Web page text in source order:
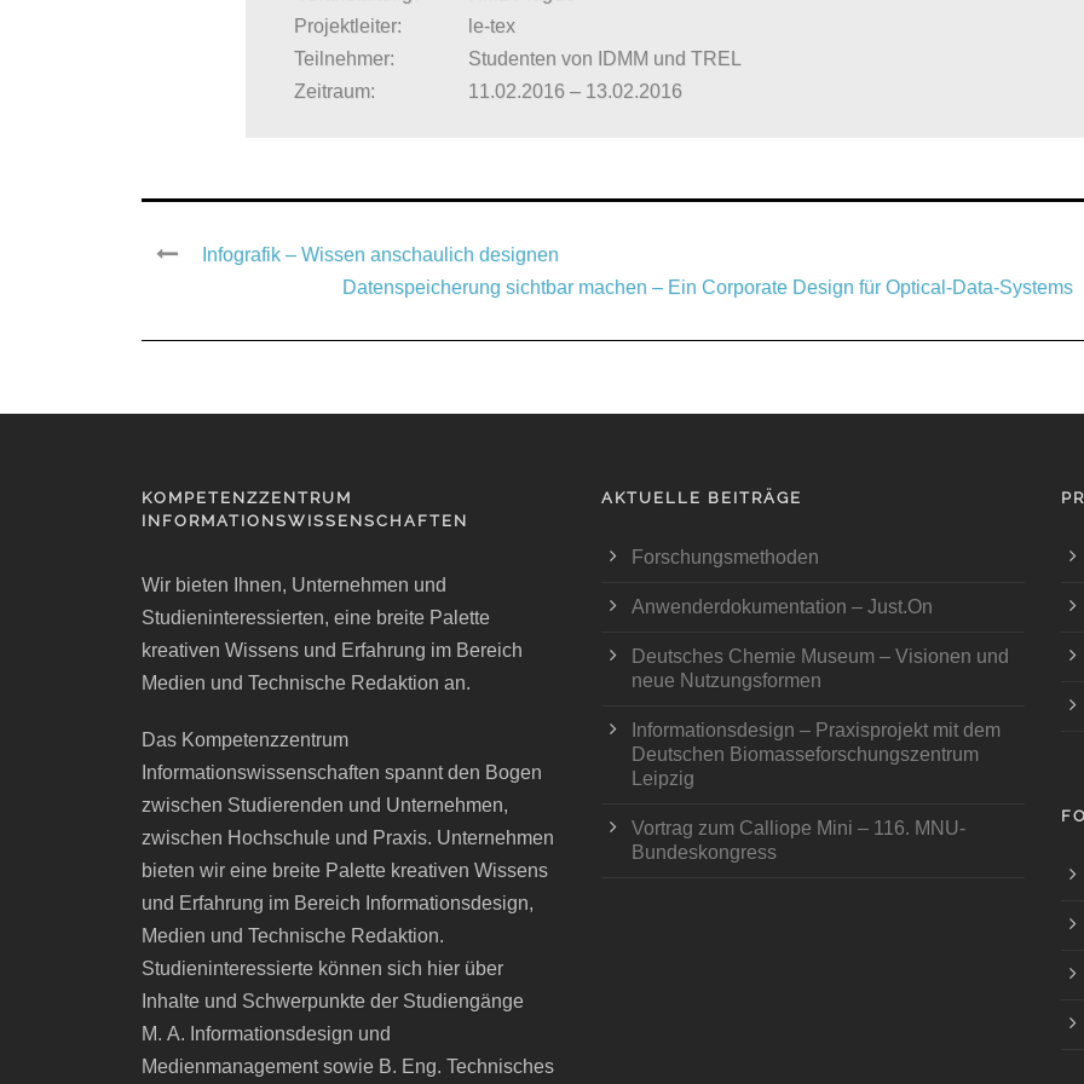
Projektleiter:
le-tex
Teilnehmer:
Studenten von IDMM und TREL
Zeitraum:
11.02.2016 – 13.02.2016
Infografik – Wissen anschaulich designen
Datenspeicherung sichtbar machen – Ein Corporate Design für Optical-Data-Systems
KOMPETENZZENTRUM
INFORMATIONSWISSENSCHAFTEN
Wir bieten Ihnen, Unternehmen und
Studieninteressierten, eine breite Palette
kreativen Wissens und Erfahrung im Bereich
Medien und Technische Redaktion an.
Das Kompetenzzentrum
Informationswissenschaften spannt den Bogen
zwischen Studierenden und Unternehmen,
zwischen Hochschule und Praxis. Unternehmen
bieten wir eine breite Palette kreativen Wissens
und Erfahrung im Bereich Informationsdesign,
Medien und Technische Redaktion.
Studieninteressierte können sich hier über
Inhalte und Schwerpunkte der Studiengänge
M. A. Informationsdesign und
Medienmanagement sowie B. Eng. Technisches
AKTUELLE BEITRÄGE
Forschungsmethoden
Anwenderdokumentation – Just.On
Deutsches Chemie Museum – Visionen und
neue Nutzungsformen
Informationsdesign – Praxisprojekt mit dem
Deutschen Biomasseforschungszentrum
Leipzig
Vortrag zum Calliope Mini – 116. MNU-
Bundeskongress